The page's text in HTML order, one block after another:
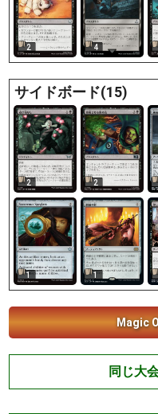
2 4
サイドボード(15)
2 2
1 1
Magic
同じ大